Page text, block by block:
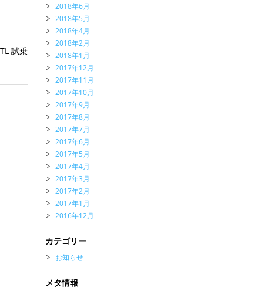
試乗
2018年6月
2018年5月
2018年4月
2018年2月
2018年1月
2017年12月
2017年11月
2017年10月
2017年9月
2017年8月
2017年7月
2017年6月
2017年5月
2017年4月
2017年3月
2017年2月
2017年1月
2016年12月
カテゴリー
お知らせ
メタ情報